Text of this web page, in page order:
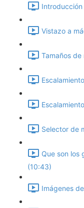
Vistazo a
Tamaños de
Selector de
Que son los
(10:43)
Imágenes